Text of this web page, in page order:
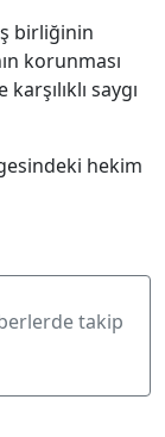
birliğinin
korunması
karşılıklı saygı
hekim
takip